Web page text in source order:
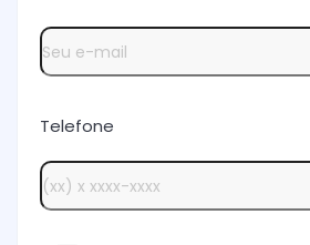
Telefone